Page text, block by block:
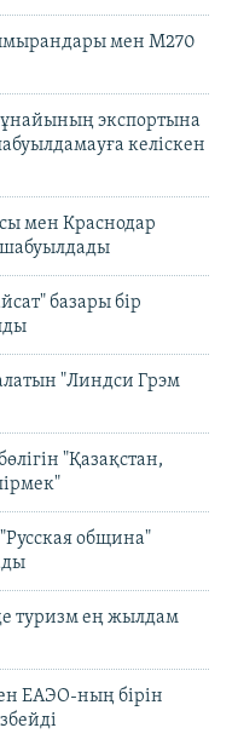
мен M270
экспортына
келіскен
мен Краснодар
базары бір
"Линдси Грэм
"Қазақстан,
община"
туризм ең жылдам
ЕАЭО-ның бірін